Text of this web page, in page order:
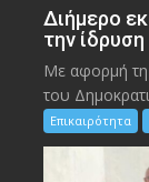
Διήμερο
την
Με αφορμή
του
Επικαιρότητα